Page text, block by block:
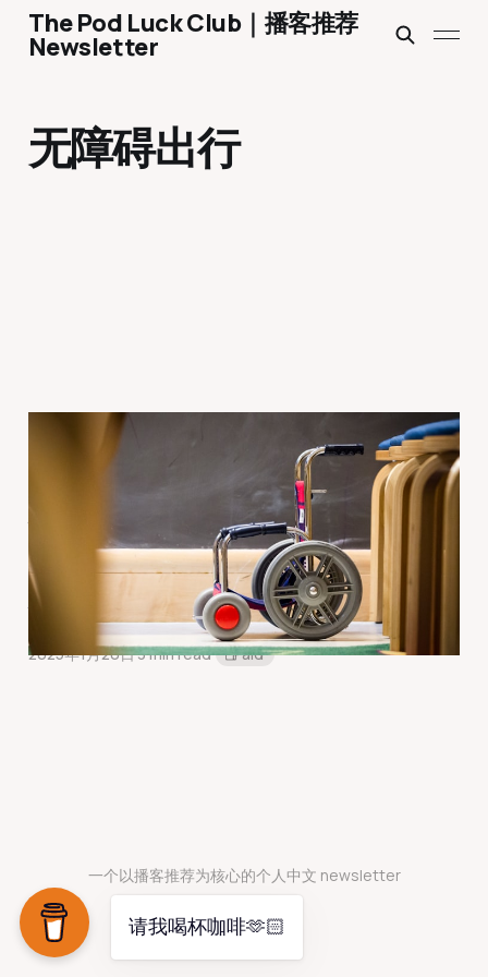
The Pod Luck Club｜播客推荐
Newsletter
无障碍出行
Ep 1496 坐輪椅也能爬山攀
岩衝浪！YouTuber椅人：
很多障礙是自己給的，只
要找對方法就可去改變執
行 | 馬力歐陪你喝一杯
2025年1月20日3 min read Paid
一个以播客推荐为核心的个人中文 newsletter
请我喝杯咖啡🫶🏻